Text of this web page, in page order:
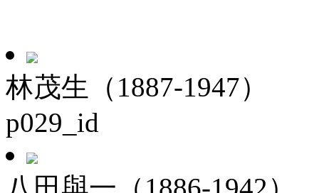
林茂生（1887-1947）
p029_id